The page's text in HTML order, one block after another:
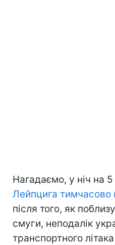
Нагадаємо, у ніч на
Лейпцига тимчасово
після того, як
смуги, неподалік
транспортного